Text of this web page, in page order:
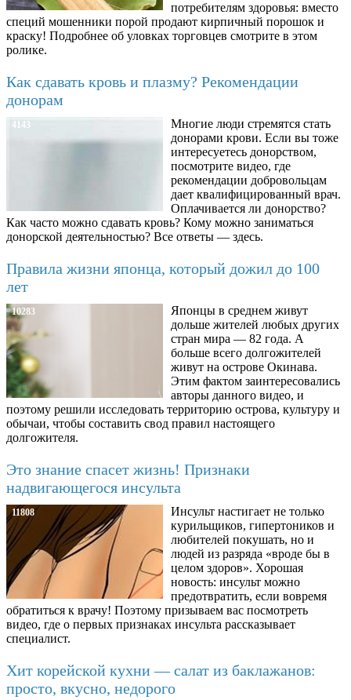
потребителям здоровья: вместо
специй мошенники порой продают кирпичный порошок и
краску! Подробнее об уловках торговцев смотрите в этом
ролике.
Как сдавать кровь и плазму? Рекомендации
донорам
4143
Многие люди стремятся стать
донорами крови. Если вы тоже
интересуетесь донорством,
посмотрите видео, где
рекомендации добровольцам
дает квалифицированный врач.
Оплачивается ли донорство?
Как часто можно сдавать кровь? Кому можно заниматься
донорской деятельностью? Все ответы — здесь.
Правила жизни японца, который дожил до 100
лет
10283
Японцы в среднем живут
дольше жителей любых других
стран мира — 82 года. А
больше всего долгожителей
живут на острове Окинава.
Этим фактом заинтересовались
авторы данного видео, и
поэтому решили исследовать территорию острова, культуру и
обычаи, чтобы составить свод правил настоящего
долгожителя.
Это знание спасет жизнь! Признаки
надвигающегося инсульта
11808
Инсульт настигает не только
курильщиков, гипертоников и
любителей покушать, но и
людей из разряда «вроде бы в
целом здоров». Хорошая
новость: инсульт можно
предотвратить, если вовремя
обратиться к врачу! Поэтому призываем вас посмотреть
видео, где о первых признаках инсульта рассказывает
специалист.
Хит корейской кухни — салат из баклажанов:
просто, вкусно, недорого